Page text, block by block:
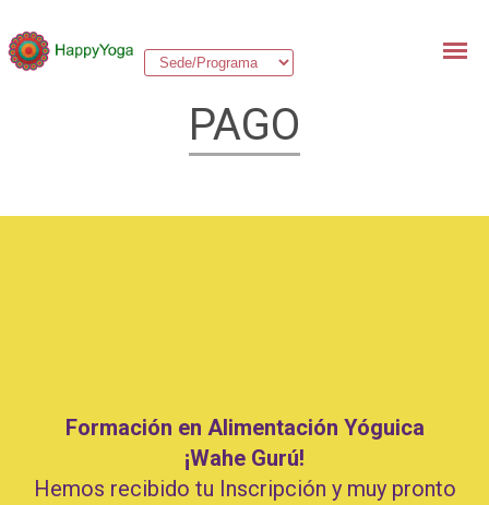
PAGO
Formación en Alimentación Yóguica
¡Wahe Gurú!
Hemos recibido tu Inscripción y muy pronto